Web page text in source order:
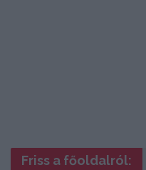
Friss a főoldalról: